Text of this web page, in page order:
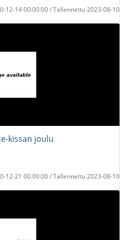
12-14 00:00:00 / Tallennettu 2023-08-10
kissan joulu
12-21 00:00:00 / Tallennettu 2023-08-10